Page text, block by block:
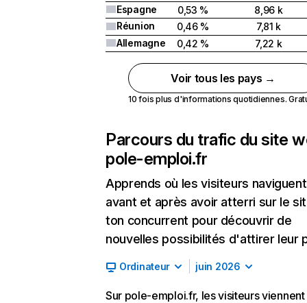
Espagne
0,53 %
8,96 k
Réunion
0,46 %
7,81 k
Allemagne
0,42 % 7,22 k
Voir tous les pays →
10 fois plus d'informations quotidiennes.
Parcours du trafic du site
pole-emploi.fr
Apprends où les visiteurs naviguent
avant et après avoir atterri sur le
ton concurrent pour découvrir de
nouvelles possibilités d'attirer leur
Ordinateur juin 2026
Sur pole-emploi.fr, les visiteurs viennent